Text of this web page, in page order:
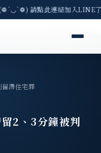
請點此連結加入LINE
滯住宅罪
2、3分鐘被判